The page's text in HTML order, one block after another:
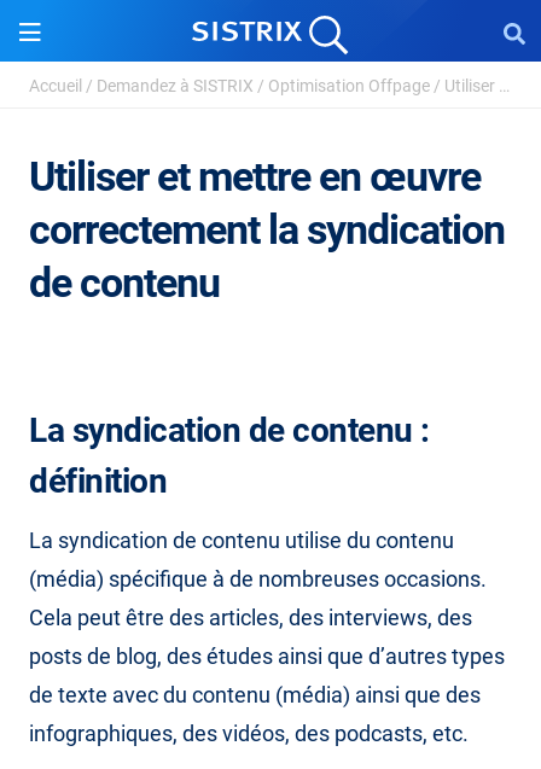
Accueil / Demandez à SISTRIX / Optimisation Offpage / Utiliser et mettre en œuvre correctement la syndication ...
Utiliser et mettre en œuvre
correctement la syndication
de contenu
La syndication de contenu :
définition
La syndication de contenu utilise du contenu
(média) spécifique à de nombreuses occasions.
Cela peut être des articles, des interviews, des
posts de blog, des études ainsi que d’autres types
de texte avec du contenu (média) ainsi que des
infographiques, des vidéos, des podcasts, etc.